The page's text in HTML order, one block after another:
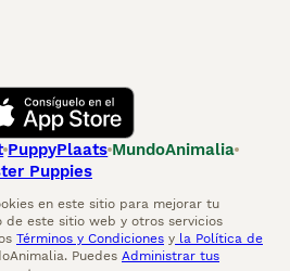
PuppyPlaats MundoAnimalia
Puppies
en este sitio para mejorar tu
de este sitio web y otros servicios
Términos y Condiciones y la Política de
Puedes Administrar tus